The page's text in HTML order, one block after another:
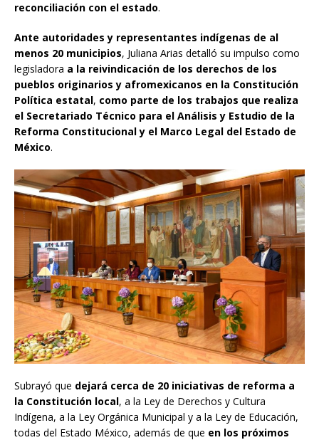
reconciliación con el estado.
Ante autoridades y representantes indígenas de al
menos 20 municipios, Juliana Arias detalló su impulso como
legisladora a la reivindicación de los derechos de los
pueblos originarios y afromexicanos en la Constitución
Política estatal, como parte de los trabajos que realiza
el Secretariado Técnico para el Análisis y Estudio de la
Reforma Constitucional y el Marco Legal del Estado de
México.
Subrayó que dejará cerca de 20 iniciativas de reforma a
la Constitución local, a la Ley de Derechos y Cultura
Indígena, a la Ley Orgánica Municipal y a la Ley de Educación,
todas del Estado México, además de que en los próximos